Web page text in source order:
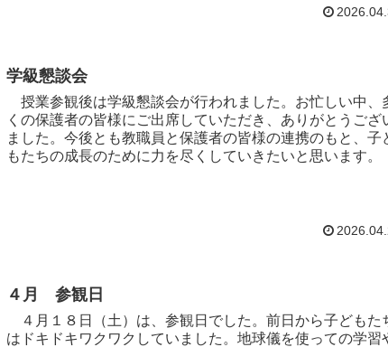
学級懇談会
授業参観後は学級懇談会が行われました。お忙しい中、
くの保護者の皆様にご出席していただき、ありがとうござ
ました。今後とも教職員と保護者の皆様の連携のもと、子
もたちの成長のために力を尽くしていきたいと思います。
４月 参観日
４月１８日（土）は、参観日でした。前日から子どもた
はドキドキワクワクしていました。地球儀を使っての学習